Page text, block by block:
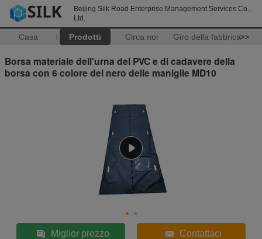
Beijing Silk Road Enterprise Management Services Co.,
Ltd.
Casa Prodotti Circa noi Giro della fabbrica>>
Borsa materiale dell'urna del PVC e di cadavere della
borsa con 6 colore del nero delle maniglie MD10
Miglior prezzo Contattaci